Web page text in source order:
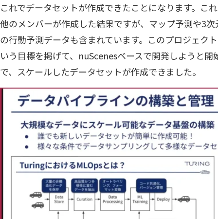
これでデータセットが作成できたことになります。こ
他のメンバーが作成した結果ですが、マップ予測や3
の行動予測データも含まれています。このプロジェク
いう目標を掲げて、nuScenesベースで開発しようと
で、スケールしたデータセットが作成できました。